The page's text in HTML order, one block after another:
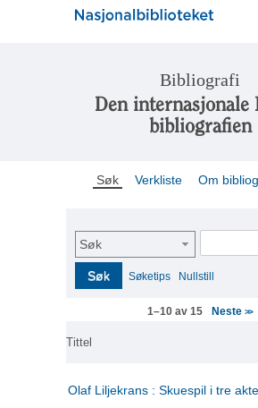
Bibliografi
Den internasjonale
bibliografien
Søk Verkliste Om
Søk
Søk Søketips Nullstill
1–10 av 15 Neste>>
Tittel
Olaf Liljekrans : Skuespil i tre